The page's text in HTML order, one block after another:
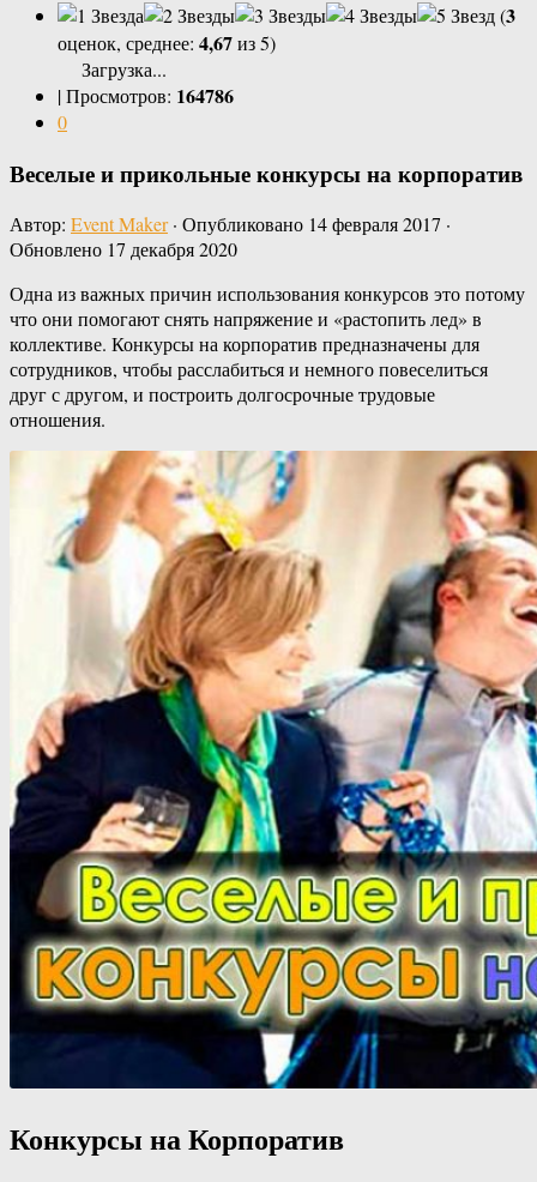
(3
оценок, среднее: 4,67из 5)
Загрузка...
|Просмотров: 164786
0
Веселые и прикольные конкурсы на корпоратив
Автор: Event Maker · Опубликовано 14 февраля 2017 ·
Обновлено 17 декабря 2020
Одна из важных причин использования конкурсов это потому
что они помогают снять напряжение и «растопить лед» в
коллективе. Конкурсы на корпоратив предназначены для
сотрудников, чтобы расслабиться и немного повеселиться
друг с другом, и построить долгосрочные трудовые
отношения.
Конкурсы на Корпоратив